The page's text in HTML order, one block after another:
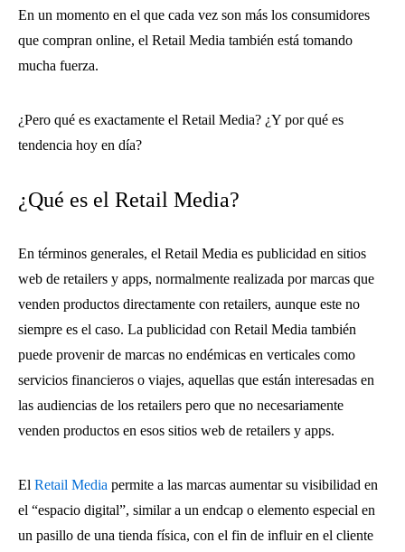
En un momento en el que cada vez son más los consumidores
que compran online, el Retail Media también está tomando
mucha fuerza.
¿Pero qué es exactamente el Retail Media? ¿Y por qué es
tendencia hoy en día?
¿Qué es el Retail Media?
En términos generales, el Retail Media es publicidad en sitios
web de retailers y apps, normalmente realizada por marcas que
venden productos directamente con retailers, aunque este no
siempre es el caso. La publicidad con Retail Media también
puede provenir de marcas no endémicas en verticales como
servicios financieros o viajes, aquellas que están interesadas en
las audiencias de los retailers pero que no necesariamente
venden productos en esos sitios web de retailers y apps.
El Retail Media permite a las marcas aumentar su visibilidad en
el “espacio digital”, similar a un endcap o elemento especial en
un pasillo de una tienda física, con el fin de influir en el cliente